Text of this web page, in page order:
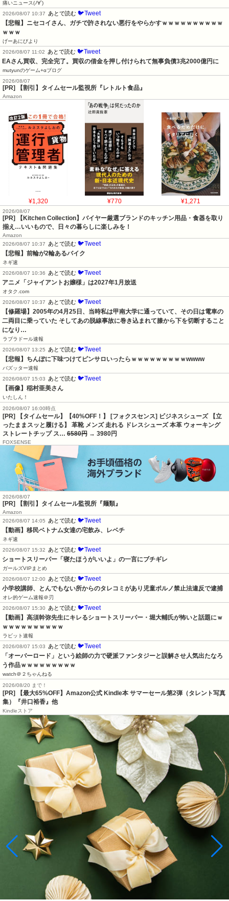
痛いニュース(ﾉ∀`)
2026/08/07 10:37
あとで読む 🐦Tweet
【悲報】ニセコイさん、ガチで許されない悪行をやらかすｗｗｗｗｗｗｗｗｗｗ
ｗｗｗ
げーあにびより
2026/08/07 11:02
あとで読む 🐦Tweet
EAさん買収、完全完了。買収の借金を押し付けられて無事負債3兆2000億円に
mutyunのゲーム+αブログ
2026/08/07
[PR] 【割引】タイムセール監視所『レトルト食品』
Amazon
¥1,320 ¥770 ¥1,271
2026/08/07
[PR] 【Kitchen Collection】バイヤー厳選ブランドのキッチン用品・食器を取り
揃え…いいもので、日々の暮らしに楽しみを！
Amazon
2026/08/07 10:37
あとで読む 🐦Tweet
【悲報】前輪が2輪あるバイク
ネギ速
2026/08/07 10:36
あとで読む 🐦Tweet
アニメ「ジャイアントお嬢様」は2027年1月放送
オタク.com
2026/08/07 10:37
あとで読む 🐦Tweet
【修羅場】2005年の4月25日、当時私は甲南大学に通っていて、その日は電車の
二両目に乗っていた そしてあの脱線事故に巻き込まれて膝から下を切断すること
になり…
ラブラドール速報
2026/08/07 13:25
あとで読む 🐦Tweet
【悲報】ちんぽに下味つけてピンサロいったらｗｗｗｗｗｗｗｗｗwwww
バズッター速報
2026/08/07 15:03
あとで読む 🐦Tweet
【画像】稲村亜美さん
いたしん！
2026/08/07 16:00時点
[PR] 【タイムセール】【40%OFF！】 [フォクスセンス] ビジネスシューズ 【立
ったままスッと履ける】 革靴 メンズ 走れる ドレスシューズ 本革 ウォーキング
ストレートチップ ス… 6580円 → 3980円
FOXSENSE
2026/08/07
[PR] 【割引】タイムセール監視所『麺類』
Amazon
2026/08/07 14:05
あとで読む 🐦Tweet
【動画】移民ベトナム女達の宅飲み、レベチ
ネギ速
2026/08/07 15:32
あとで読む 🐦Tweet
ショートスリーパー「寝たほうがいいよ」の一言にブチギレ
ガールズVIPまとめ
2026/08/07 12:00
あとで読む 🐦Tweet
小学校講師、とんでもない所からのタレコミがあり児童ポルノ禁止法違反で逮捕
オレ的ゲーム速報＠刃
2026/08/07 15:30
あとで読む 🐦Tweet
【動画】高須幹弥先生にキレるショートスリーパー・堀大輔氏が怖いと話題にｗ
ｗｗｗｗｗｗｗｗｗｗ
ラビット速報
2026/08/07 15:03
あとで読む 🐦Tweet
「オーバーロード」という絵師の力で硬派ファンタジーと誤解させ人気出たなろ
う作品ｗｗｗｗｗｗｗｗｗ
watch＠２ちゃんねる
2026/08/20 まで！
[PR]
【最大65%OFF】Amazon公式 Kindle本 サマーセール第2弾（タレント写真
集）『井口裕香』他
Kindleストア